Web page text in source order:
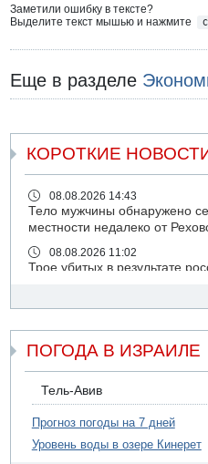
Заметили ошибку в тексте?
Выделите текст мышью и нажмите
Еще в разделе
КОРОТКИЕ
08.08.2026 14:43
Тело мужчины обнаружено
местности недалеко от
08.08.2026 11:02
Трое убитых в результате
07.08.2026 20:43
07.08.2026 20:41
Ynet: "Хизбалла" запустила
07.08.2026 19:16
ДТП в Ашдоде: тяжело
07.08.2026 19:14
ПОГОДА В ИЗРАИЛЕ
Тель-Авив
Прогноз погоды на 7 дней
Уровень воды в озере Кинерет